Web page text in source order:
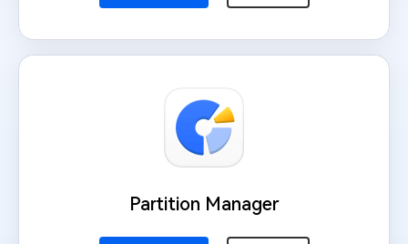
Partition Manager